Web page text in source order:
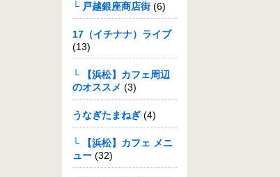
└ 戸越銀座商店街(6)
17（イチナナ）ライブ
(13)
└ 【浜松】カフェ周辺
のオススメ (3)
うなぎたまねぎ (4)
└ 【浜松】カフェ メニ
ュー (32)